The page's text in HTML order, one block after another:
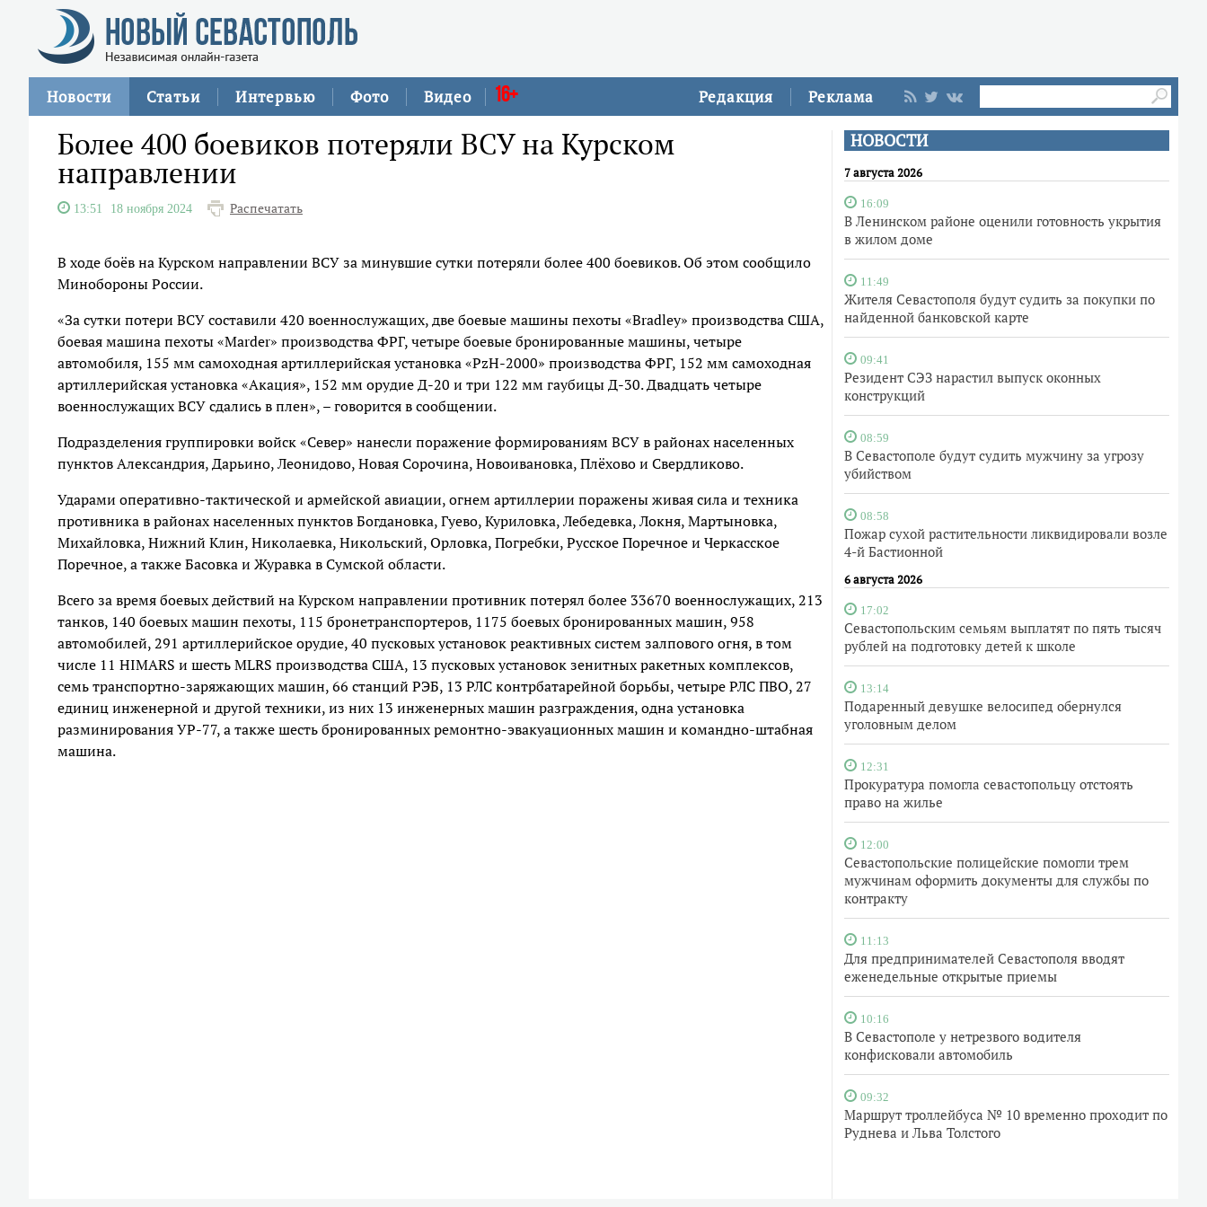
Редакция Реклама
Новости Статьи Интервью Фото Видео 16+
НОВОСТИ
7 августа 2026
16:09
В Ленинском районе оценили готовность укрытия
в жилом доме
11:49
Жителя Севастополя будут судить за покупки по
найденной банковской карте
09:41
Резидент СЭЗ нарастил выпуск оконных
конструкций
08:59
В Севастополе будут судить мужчину за угрозу
убийством
08:58
Пожар сухой растительности ликвидировали возле
4-й Бастионной
6 августа 2026
17:02
Севастопольским семьям выплатят по пять тысяч
рублей на подготовку детей к школе
13:14
Подаренный девушке велосипед обернулся
уголовным делом
12:31
Прокуратура помогла севастопольцу отстоять
право на жилье
12:00
Севастопольские полицейские помогли трем
мужчинам оформить документы для службы по
контракту
11:13
Для предпринимателей Севастополя вводят
еженедельные открытые приемы
10:16
В Севастополе у нетрезвого водителя
конфисковали автомобиль
09:32
Маршрут троллейбуса № 10 временно проходит по
Руднева и Льва Толстого
Более 400 боевиков потеряли ВСУ на Курском
направлении
13:51 18 ноября 2024 Распечатать
В ходе боёв на Курском направлении ВСУ за минувшие сутки потеряли более 400 боевиков. Об этом сообщило
Минобороны России.
«За сутки потери ВСУ составили 420 военнослужащих, две боевые машины пехоты «Bradley» производства США,
боевая машина пехоты «Marder» производства ФРГ, четыре боевые бронированные машины, четыре
автомобиля, 155 мм самоходная артиллерийская установка «PzH-2000» производства ФРГ, 152 мм самоходная
артиллерийская установка «Акация», 152 мм орудие Д-20 и три 122 мм гаубицы Д-30. Двадцать четыре
военнослужащих ВСУ сдались в плен», – говорится в сообщении.
Подразделения группировки войск «Север» нанесли поражение формированиям ВСУ в районах населенных
пунктов Александрия, Дарьино, Леонидово, Новая Сорочина, Новоивановка, Плёхово и Свердликово.
Ударами оперативно-тактической и армейской авиации, огнем артиллерии поражены живая сила и техника
противника в районах населенных пунктов Богдановка, Гуево, Куриловка, Лебедевка, Локня, Мартыновка,
Михайловка, Нижний Клин, Николаевка, Никольский, Орловка, Погребки, Русское Поречное и Черкасское
Поречное, а также Басовка и Журавка в Сумской области.
Всего за время боевых действий на Курском направлении противник потерял более 33670 военнослужащих, 213
танков, 140 боевых машин пехоты, 115 бронетранспортеров, 1175 боевых бронированных машин, 958
автомобилей, 291 артиллерийское орудие, 40 пусковых установок реактивных систем залпового огня, в том
числе 11 HIMARS и шесть MLRS производства США, 13 пусковых установок зенитных ракетных комплексов,
семь транспортно-заряжающих машин, 66 станций РЭБ, 13 РЛС контрбатарейной борьбы, четыре РЛС ПВО, 27
единиц инженерной и другой техники, из них 13 инженерных машин разграждения, одна установка
разминирования УР-77, а также шесть бронированных ремонтно-эвакуационных машин и командно-штабная
машина.